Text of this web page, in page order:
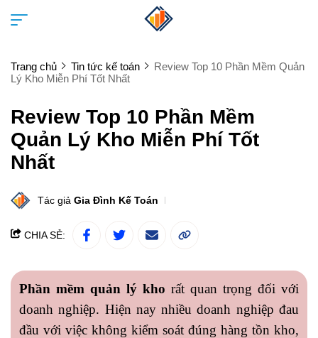
Trang chủ Tin tức kế toán
Review Top 10 Phần Mềm Quản
Lý Kho Miễn Phí Tốt Nhất
Review Top 10 Phần Mềm
Quản Lý Kho Miễn Phí Tốt
Nhất
Tác giả Gia Đình Kế Toán
CHIA SẺ:
Phần mềm quản lý kho rất quan trọng đối với
doanh nghiệp. Hiện nay nhiều doanh nghiệp đau
đầu với việc không kiểm soát đúng hàng tồn kho,